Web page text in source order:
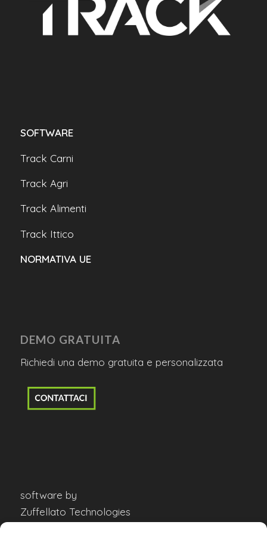
SOFTWARE
Track Carni
Track Agri
Track Alimenti
Track Ittico
NORMATIVA UE
DEMO GRATUITA
Richiedi una demo gratuita e personalizzata
software by
Zuffellato Technologies